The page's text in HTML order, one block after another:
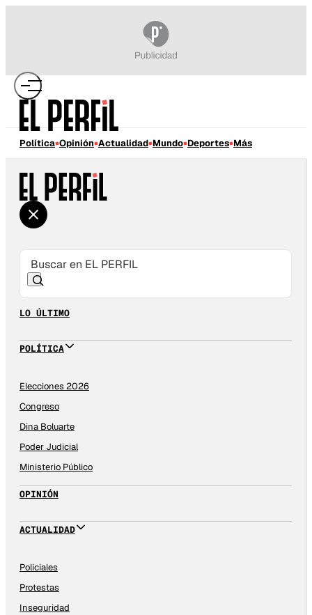
Política Opinión Actualidad Mundo Deportes Más
LO ÚLTIMO
POLÍTICA
Elecciones 2026
Congreso
Dina Boluarte
Poder Judicial
Ministerio Público
OPINIÓN
ACTUALIDAD
Policiales
Protestas
Inseguridad